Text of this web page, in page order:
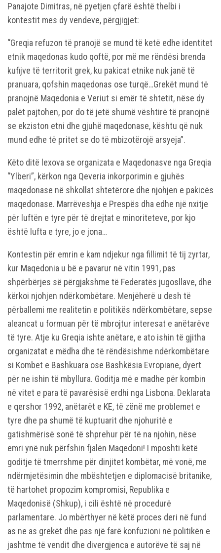
Panajote Dimitras, në pyetjen çfarë është thelbi i
kontestit mes dy vendeve, përgjigjet:
“Greqia refuzon të pranojë se mund të ketë edhe identitet
etnik maqedonas kudo qoftë, por më me rëndësi brenda
kufijve të territorit grek, ku pakicat etnike nuk janë të
pranuara, qofshin maqedonas ose turqë…Grekët mund të
pranojnë Maqedonia e Veriut si emër të shtetit, nëse dy
palët pajtohen, por do të jetë shumë vështirë të pranojnë
se ekziston etni dhe gjuhë maqedonase, kështu që nuk
mund edhe të pritet se do të mbizotërojë arsyeja”.
Këto ditë lexova se organizata e Maqedonasve nga Greqia
“Ylberi”, kërkon nga Qeveria inkorporimin e gjuhës
maqedonase në shkollat shtetërore dhe njohjen e pakicës
maqedonase. Marrëveshja e Prespës dha edhe një nxitje
për luftën e tyre për të drejtat e minoriteteve, por kjo
është lufta e tyre, jo e jona…
Kontestin për emrin e kam ndjekur nga fillimit të tij zyrtar,
kur Maqedonia u bë e pavarur në vitin 1991, pas
shpërbërjes së përgjakshme të Federatës jugosllave, dhe
kërkoi njohjen ndërkombëtare. Menjëherë u desh të
përballemi me realitetin e politikës ndërkombëtare, sepse
aleancat u formuan për të mbrojtur interesat e anëtarëve
të tyre. Atje ku Greqia ishte anëtare, e ato ishin të gjitha
organizatat e mëdha dhe të rëndësishme ndërkombëtare
si Kombet e Bashkuara ose Bashkësia Evropiane, dyert
për ne ishin të mbyllura. Goditja më e madhe për kombin
në vitet e para të pavarësisë erdhi nga Lisbona. Deklarata
e qershor 1992, anëtarët e KE, të zënë me problemet e
tyre dhe pa shumë të kuptuarit dhe njohuritë e
gatishmërisë sonë të shprehur për të na njohin, nëse
emri ynë nuk përfshin fjalën Maqedoni! I mposhti këtë
goditje të tmerrshme për dinjitet kombëtar, më vonë, me
ndërmjetësimin dhe mbështetjen e diplomacisë britanike,
të hartohet propozim kompromisi, Republika e
Maqedonisë (Shkup), i cili është në procedurë
parlamentare. Jo mbërthyer në këtë proces deri në fund
as ne as grekët dhe pas një farë konfuzioni në politikën e
jashtme të vendit dhe divergjenca e autorëve të saj në